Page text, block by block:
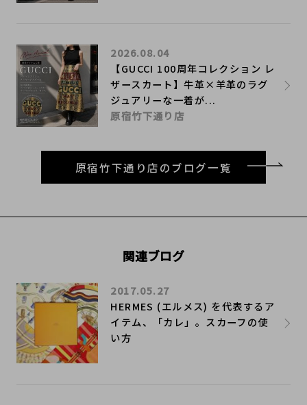
【GUCCI 100周年コレクション レ
ザースカート】牛革×羊革のラグ
ジュアリーな一着が...
2026.08.04
原宿竹下通り店
原宿竹下通り店のブログ一覧
関連ブログ
HERMES (エルメス) を代表するア
イテム、「カレ」。スカーフの使
い方
2017.05.27